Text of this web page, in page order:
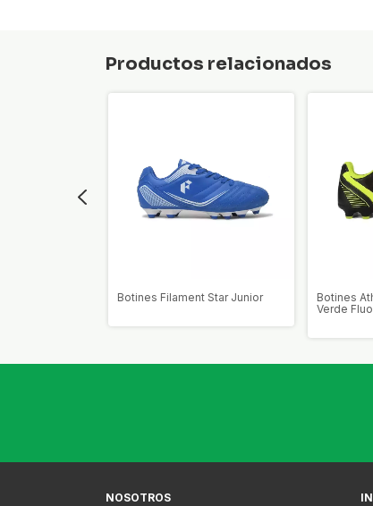
Productos relacionados
Botines Filament Star Junior
Botines
Verde
NOSOTROS